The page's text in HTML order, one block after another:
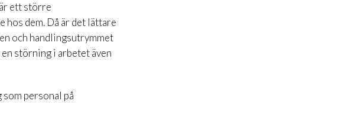
ett större
hos dem. Då är det lättare
och handlingsutrymmet
en störning i arbetet även
personal på